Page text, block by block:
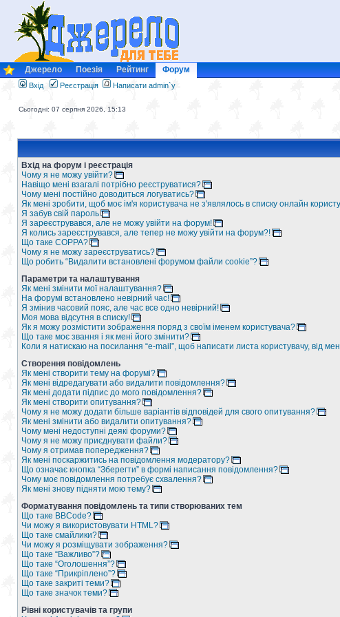
Джерело Поезія Рейтинг Форум
Вхід Реєстрація Написати admin`у
Сьогодні: 07 серпня 2026, 15:13
Вхід на форум і реєстрація
Чому я не можу увійти?
Навіщо мені взагалі потрібно реєструватися?
Чому мені постійно доводиться логуватись?
Як мені зробити, щоб моє ім'я користувача не з'являлось в списку онлайн
Я забув свій пароль
Я зареєструвався, але не можу увійти на форум!
Я колись зареєструвався, але тепер не можу увійти на форум?!
Що таке COPPA?
Чому я не можу зареєструватись?
Що робить “Видалити встановлені форумом файли cookie”?
Параметри та налаштування
Як мені змінити мої налаштування?
На форумі встановлено невірний час!
Я змінив часовий пояс, але час все одно невірний!
Моя мова відсутня в списку!
Як я можу розмістити зображення поряд з своїм іменем користувача?
Що таке моє звання і як мені його змінити?
Коли я натискаю на посилання “e-mail”, щоб написати листа користувачу, від
Створення повідомлень
Як мені створити тему на форумі?
Як мені відредагувати або видалити повідомлення?
Як мені додати підпис до мого повідомлення?
Як мені створити опитування?
Чому я не можу додати більше варіантів відповідей для свого опитування?
Як мені змінити або видалити опитування?
Чому мені недоступні деякі форуми?
Чому я не можу приєднувати файли?
Чому я отримав попередження?
Як мені поскаржитись на повідомлення модератору?
Що означає кнопка “Зберегти” в формі написання повідомлення?
Чому моє повідомлення потребує схвалення?
Як мені знову підняти мою тему?
Форматування повідомлень та типи створюваних тем
Що таке BBCode?
Чи можу я використовувати HTML?
Що таке смайлики?
Чи можу я розміщувати зображення?
Що таке “Важливо”?
Що таке “Оголошення”?
Що таке “Прикріплено”?
Що таке закриті теми?
Що таке значок теми?
Рівні користувачів та групи